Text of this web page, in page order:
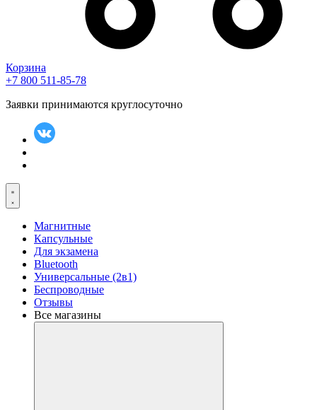
Корзина
+7 800 511-85-78
Заявки принимаются круглосуточно
Магнитные
Капсульные
Для экзамена
Bluetooth
Универсальные (2в1)
Беспроводные
Отзывы
Все магазины